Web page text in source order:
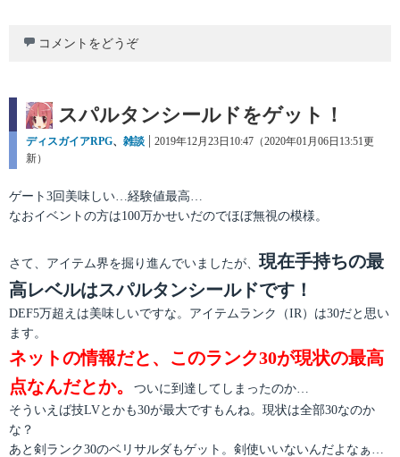
コメントをどうぞ
スパルタンシールドをゲット！
カ
テ
リ
ー
ディスガイアRPG、 雑談
投
2019年12月23日10:47（2020年01月06日13:51更
新）
ゲート3回美味しい…経験値最高…
なおイベントの方は100万かせいだのでほぼ無視の模様。
さて、アイテム界を掘り進んでいましたが、 現在手持ちの最
高レベルはスパルタンシールドです！
DEF5万超えは美味しいですな。アイテムランク（IR）は30だと思い
ます。
ネットの情報だと、このランク30が現状の最高
点なんだとか。
ついに到達してしまったのか…
そういえば技LVとかも30が最大ですもんね。現状は全部30なのか
な？
あと剣ランク30のベリサルダもゲット。剣使いいないんだよなぁ…